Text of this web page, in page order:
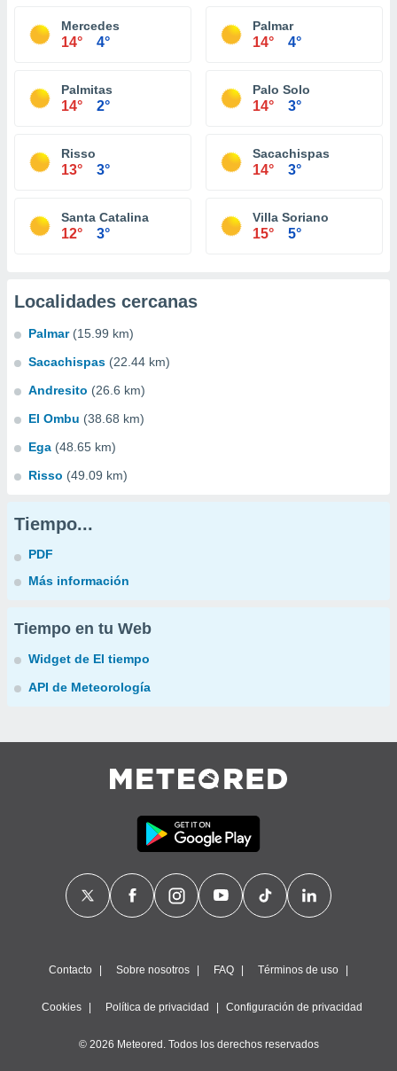
Mercedes
14° 4°
Palmar
14° 4°
Palmitas
14° 2°
Palo Solo
14° 3°
Risso
13° 3°
Sacachispas
14° 3°
Santa Catalina
12° 3°
Villa Soriano
15° 5°
Localidades cercanas
Palmar (15.99 km)
Sacachispas (22.44 km)
Andresito (26.6 km)
El Ombu (38.68 km)
Ega (48.65 km)
Risso (49.09 km)
Tiempo...
PDF
Más información
Tiempo en tu Web
Widget de El tiempo
API de Meteorología
Contacto Sobre nosotros FAQ Términos de uso
Cookies Política de privacidad Configuración de privacidad
© 2026 Meteored. Todos los derechos reservados